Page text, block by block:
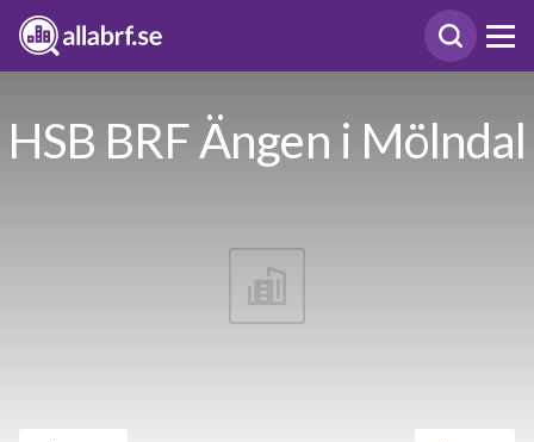
HSB BRF Ängen i Mölndal